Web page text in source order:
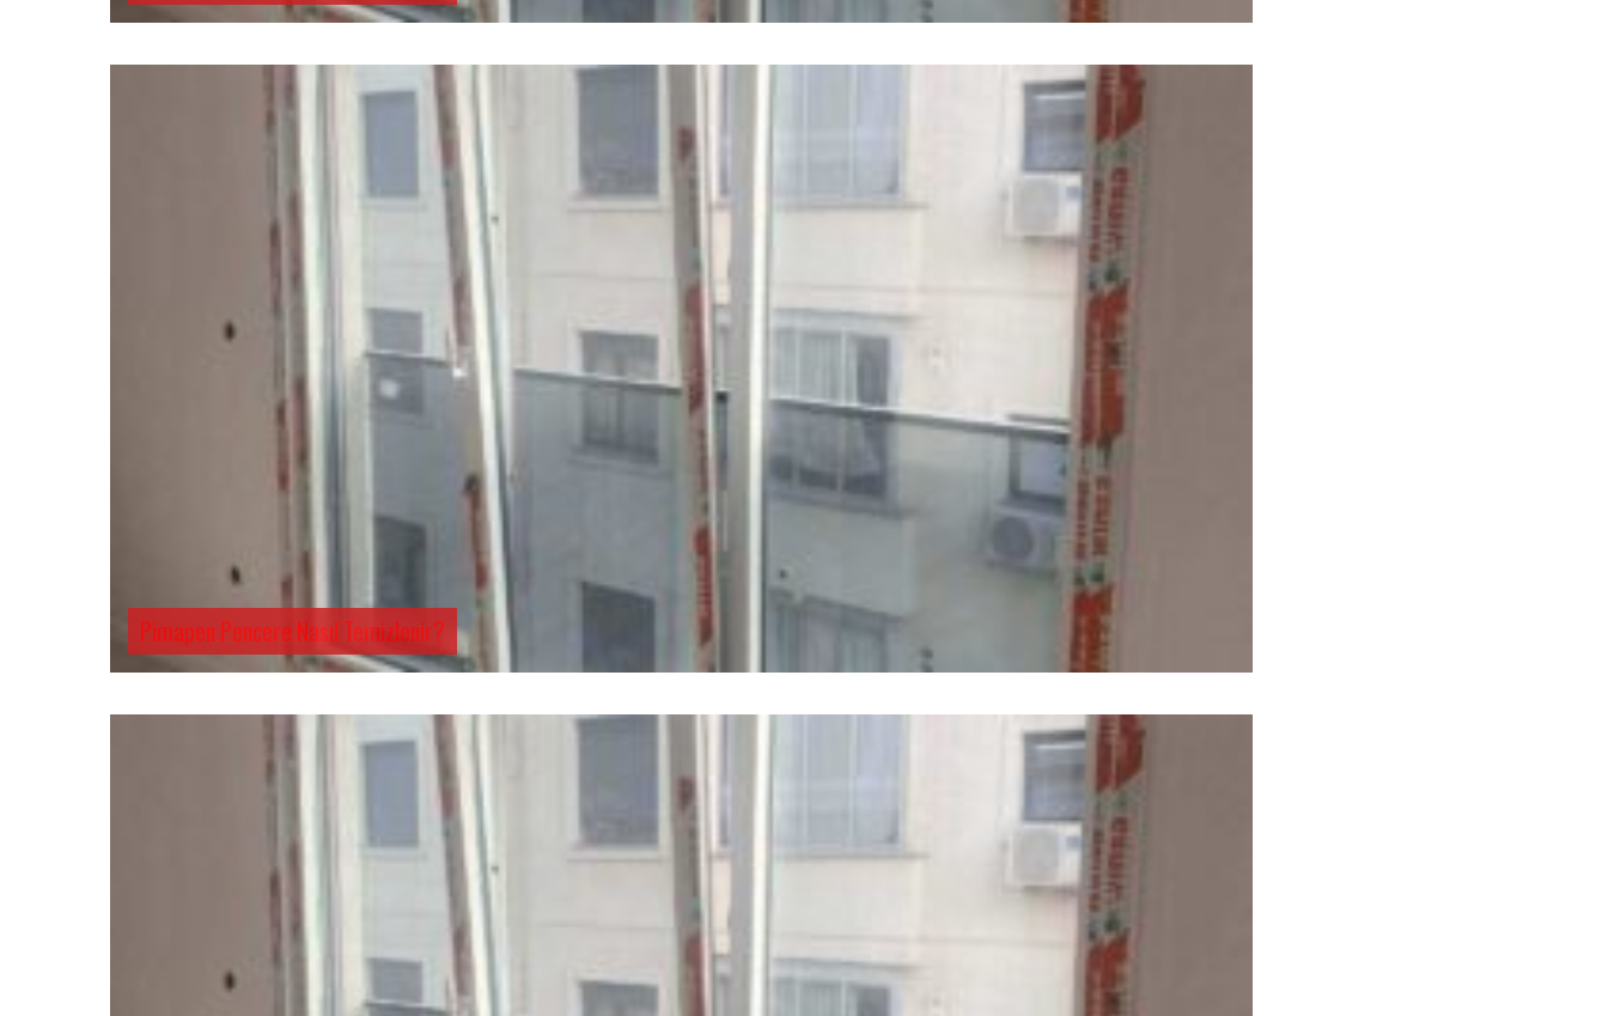
Pimapen Pencere Nasıl Temizlenir?